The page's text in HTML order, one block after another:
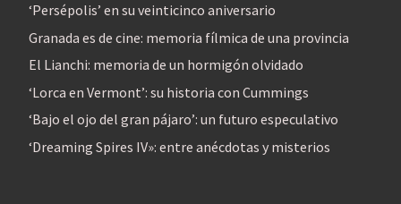
‘Persépolis’ en su veinticinco aniversario
Granada es de cine: memoria fílmica de una provincia
El Lianchi: memoria de un hormigón olvidado
‘Lorca en Vermont’: su historia con Cummings
‘Bajo el ojo del gran pájaro’: un futuro especulativo
‘Dreaming Spires IV»: entre anécdotas y misterios